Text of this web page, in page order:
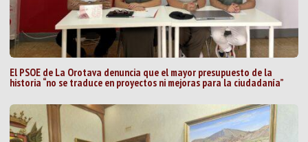
El PSOE de La Orotava denuncia que el mayor presupuesto de la
historia “no se traduce en proyectos ni mejoras para la ciudadanía”